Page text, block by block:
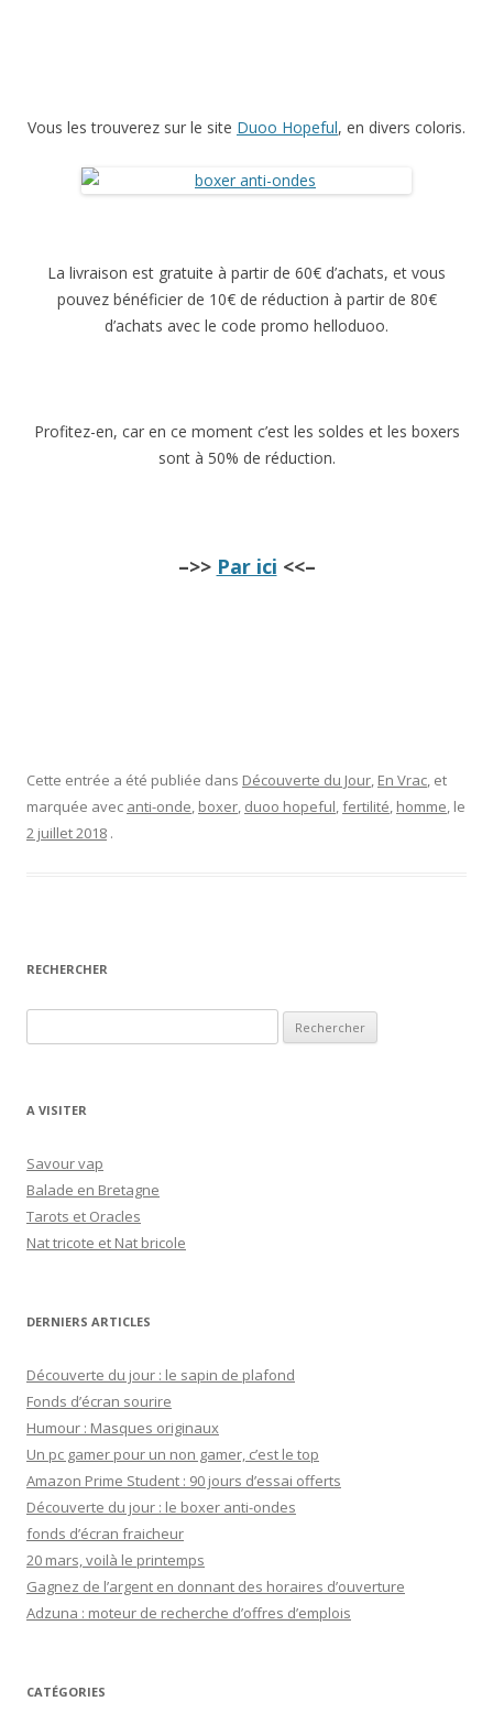
Vous les trouverez sur le site Duoo Hopeful, en divers coloris.
La livraison est gratuite à partir de 60€ d’achats, et vous
pouvez bénéficier de 10€ de réduction à partir de 80€
d’achats avec le code promo helloduoo.
Profitez-en, car en ce moment c’est les soldes et les boxers
sont à 50% de réduction.
–>> Par ici <<–
Cette entrée a été publiée dans Découverte du Jour, En Vrac, et
marquée avec anti-onde, boxer, duoo hopeful,fertilité, homme, le
2 juillet 2018 .
RECHERCHER
e
h
r
c
h
e
:
A VISITER
Savour vap
Balade en Bretagne
Tarots et Oracles
Nat tricote et Nat bricole
DERNIERS ARTICLES
Découverte du jour : le sapin de plafond
Fonds d’écran sourire
Humour : Masques originaux
Un pc gamer pour un non gamer, c’est le top
Amazon Prime Student : 90 jours d’essai offerts
Découverte du jour : le boxer anti-ondes
fonds d’écran fraicheur
20 mars, voilà le printemps
Gagnez de l’argent en donnant des horaires d’ouverture
Adzuna : moteur de recherche d’offres d’emplois
CATÉGORIES